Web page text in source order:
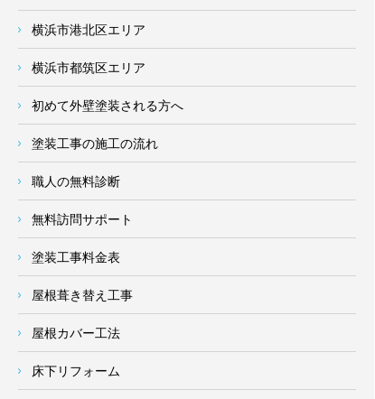
横浜市港北区エリア
横浜市都筑区エリア
初めて外壁塗装される方へ
塗装工事の施工の流れ
職人の無料診断
無料訪問サポート
塗装工事料金表
屋根葺き替え工事
屋根カバー工法
床下リフォーム